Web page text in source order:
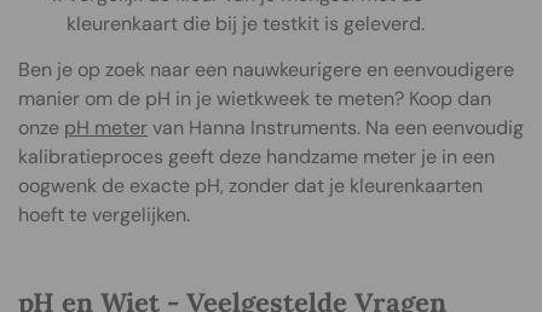
kleurenkaart die bij je testkit is geleverd.
Ben je op zoek naar een nauwkeurigere en eenvoudigere
manier om de pH in je wietkweek te meten? Koop dan
onze pH metervan Hanna Instruments. Na een eenvoudig
kalibratieproces geeft deze handzame meter je in een
oogwenk de exacte pH, zonder dat je kleurenkaarten
hoeft te vergelijken.
pH en Wiet - Veelgestelde Vragen